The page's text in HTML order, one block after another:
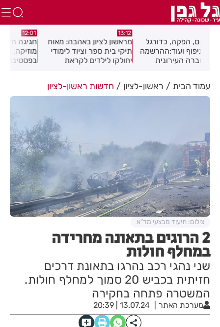
מראשון לציון באהבה: מאות
תיקי בית ספר וציוד לימודי
יחולקו לילדים לקראת
חגיגה תימנית בחולון:
מוזיקה, מסורת וטעמים
בפסטיבל "עדות"
עמוד הבית ראשון-לציון חדשות ראשון-לציון
2 הרוגים בתאונה מחרידה
במחלף חולות
שני נהגי רכב נהרגו בתאונת דרכים
חזיתית בכביש 20 סמוך למחלף חולות.
המשטרה פתחה בחקירה
מערכת האתר 13.07.24 | 20:39
צילום: תיעוד מבצעי מד"א